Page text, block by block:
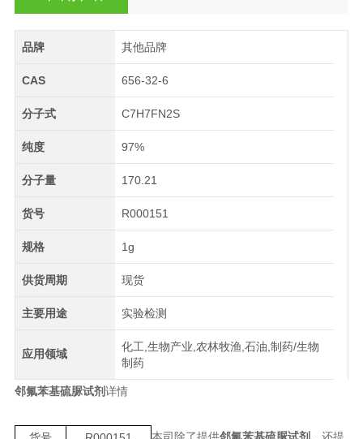
品牌 其他品牌
CAS 656-32-6
分子式 C7H7FN2S
纯度 97%
分子量 170.21
货号 R000151
规格 1g
供货周期 现货
主要用途 实验检测
应用领域
化工,生物产业,农林牧渔,石油,制药/生物
制药
邻氟苯基硫脲试剂详情
本司除了提供邻氟苯基硫脲试剂，还提